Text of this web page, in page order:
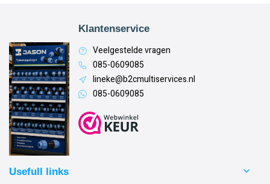
Klantenservice
Veelgestelde vragen
085-0609085
lineke@b2cmultiservices.nl
085-0609085
Usefull links